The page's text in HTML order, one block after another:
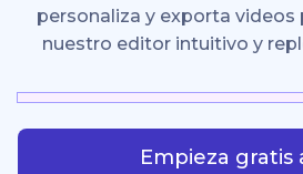
personaliza y exporta videos
nuestro editor intuitivo y
Empieza gratis